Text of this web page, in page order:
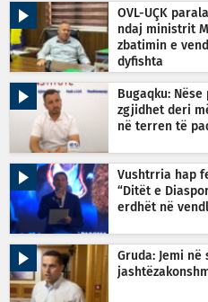
OVL-UÇK
ndaj ministrit
zbatimin e
dyfishta
Bugaqku:
zgjidhet deri
në terren të
Vushtrria hap
“Ditët e
erdhët në
Gruda: Jemi